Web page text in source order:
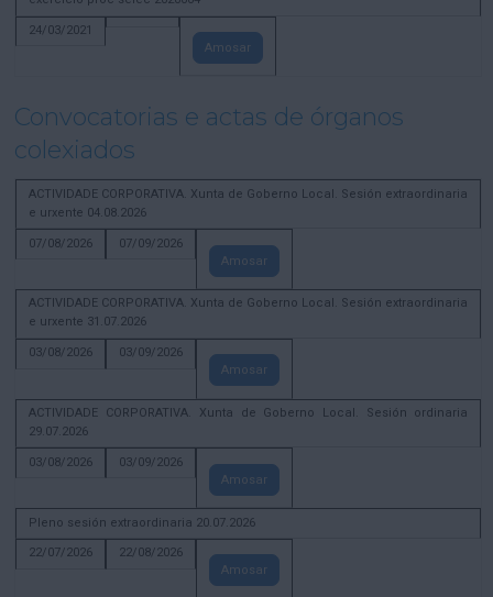
24/03/2021
Amosar
Convocatorias e actas de órganos
colexiados
ACTIVIDADE CORPORATIVA. Xunta de Goberno Local. Sesión extraordinaria
e urxente 04.08.2026
07/08/2026
07/09/2026
Amosar
ACTIVIDADE CORPORATIVA. Xunta de Goberno Local. Sesión extraordinaria
e urxente 31.07.2026
03/08/2026
03/09/2026
Amosar
ACTIVIDADE CORPORATIVA. Xunta de Goberno Local. Sesión ordinaria
29.07.2026
03/08/2026
03/09/2026
Amosar
Pleno sesión extraordinaria 20.07.2026
22/07/2026
22/08/2026
Amosar